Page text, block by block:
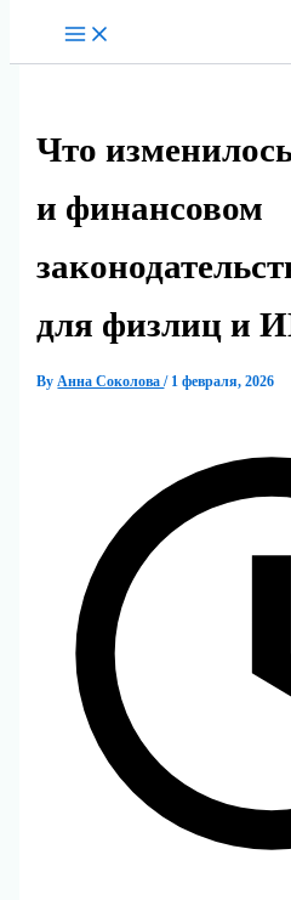
Что
и финансовом
для физлиц и
By Анна Соколова/ 1 февраля, 2026